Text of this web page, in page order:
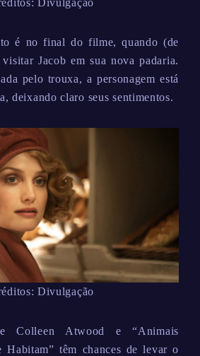
Divulgação
é no final do filme, quando (de
Jacob em sua nova padaria.
pelo trouxa, a personagem está
deixando claro seus sentimentos.
Divulgação
Colleen Atwood e “Animais
Habitam” têm chances de levar o